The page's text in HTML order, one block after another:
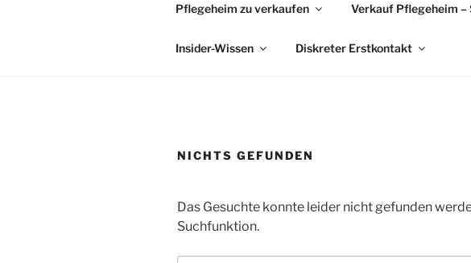
Pflegeheim zu verkaufen Verkauf Pflegeheim –
Insider-Wissen Diskreter Erstkontakt
NICHTS GEFUNDEN
Das Gesuchte konnte leider nicht gefunden
Suchfunktion.